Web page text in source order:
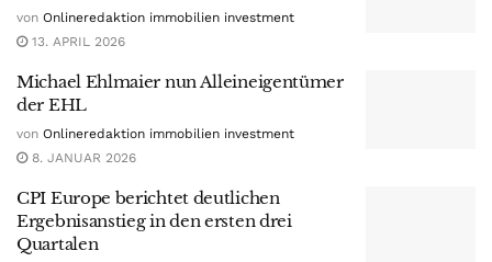
von Onlineredaktion immobilien investment
13. APRIL 2026
Michael Ehlmaier nun Alleineigentümer
der EHL
von Onlineredaktion immobilien investment
8. JANUAR 2026
CPI Europe berichtet deutlichen
Ergebnisanstieg in den ersten drei
Quartalen